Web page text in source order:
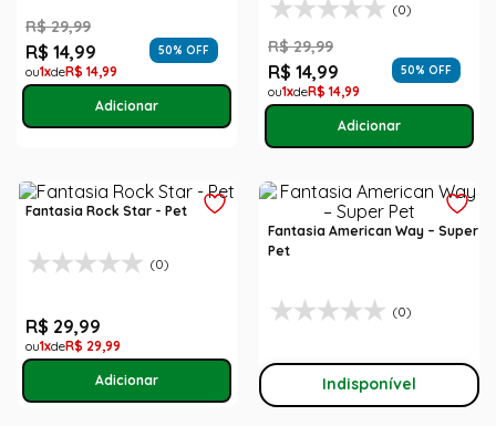
R$ 29,99
R$ 14,99 50% OFF
1 R$ 14,99
(0)
R$ 29,99
R$ 14,99 50% OFF
1 R$ 14,99
Fantasia Rock Star - Pet
(0)
R$ 29,99
1 R$ 29,99
Fantasia American Way – Super
Pet
(0)
Indisponível